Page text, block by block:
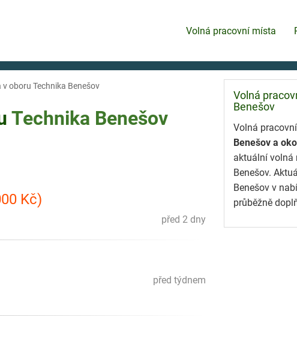
Volná pracovní místa
oboru Technika Benešov
Technika Benešov
Kč)
před 2 dny
před týdnem
Volná
Benešov
Volná
Benešov a
aktuální volná
Benešov.
Benešov v
průběžně